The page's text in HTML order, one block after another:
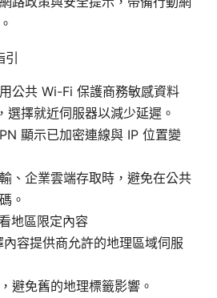
引
公共 Wi-Fi 保護商務敏感資料
選擇就近伺服器以減少延遲。
顯示已加密連線與 IP 位置變
、企業雲端存取時，避免在公共
。
地區限定內容
容提供商允許的地理區域伺服
避免舊的地理標籤影響。